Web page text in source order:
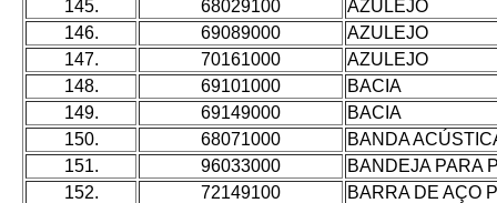
145.
68029100
AZULEJO
146.
69089000
AZULEJO
147.
70161000
AZULEJO
148.
69101000
BACIA
149.
69149000
BACIA
150.
68071000
BANDA
151.
96033000
BANDEJA PARA
152.
72149100
BARRA DE AÇO